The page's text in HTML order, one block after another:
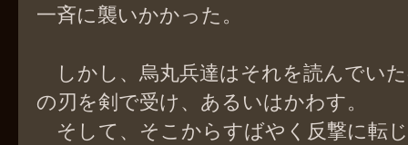
一斉に襲いかかった。
しかし、烏丸兵達はそれを読んでい
の刃を剣で受け、あるいはかわす。
そして、そこからすばやく反撃に転